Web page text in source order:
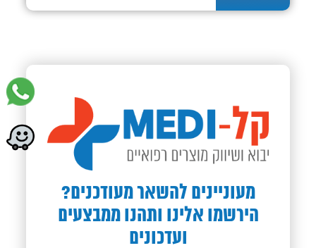
מעוניינים להשאר מעודכנים?
הירשמו אלינו ותהנו ממבצעים
ועדכונים